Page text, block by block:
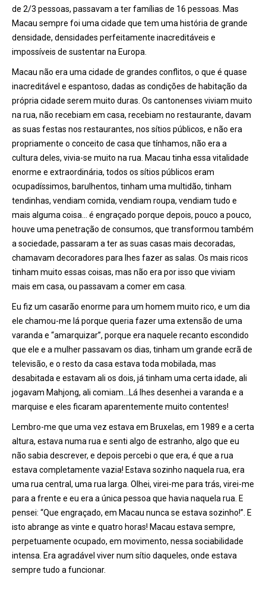
de 2/3 pessoas, passavam a ter famílias de 16 pessoas. Mas
Macau sempre foi uma cidade que tem uma história de grande
densidade, densidades perfeitamente inacreditáveis e
impossíveis de sustentar na Europa.
Macau não era uma cidade de grandes conflitos, o que é quase
inacreditável e espantoso, dadas as condições de habitação da
própria cidade serem muito duras. Os cantonenses viviam muito
na rua, não recebiam em casa, recebiam no restaurante, davam
as suas festas nos restaurantes, nos sítios públicos, e não era
propriamente o conceito de casa que tínhamos, não era a
cultura deles, vivia-se muito na rua. Macau tinha essa vitalidade
enorme e extraordinária, todos os sítios públicos eram
ocupadíssimos, barulhentos, tinham uma multidão, tinham
tendinhas, vendiam comida, vendiam roupa, vendiam tudo e
mais alguma coisa… é engraçado porque depois, pouco a pouco,
houve uma penetração de consumos, que transformou também
a sociedade, passaram a ter as suas casas mais decoradas,
chamavam decoradores para lhes fazer as salas. Os mais ricos
tinham muito essas coisas, mas não era por isso que viviam
mais em casa, ou passavam a comer em casa.
Eu fiz um casarão enorme para um homem muito rico, e um dia
ele chamou-me lá porque queria fazer uma extensão de uma
varanda e “amarquizar”, porque era naquele recanto escondido
que ele e a mulher passavam os dias, tinham um grande ecrã de
televisão, e o resto da casa estava toda mobilada, mas
desabitada e estavam ali os dois, já tinham uma certa idade, ali
jogavam Mahjong, ali comiam…Lá lhes desenhei a varanda e a
marquise e eles ficaram aparentemente muito contentes!
Lembro-me que uma vez estava em Bruxelas, em 1989 e a certa
altura, estava numa rua e senti algo de estranho, algo que eu
não sabia descrever, e depois percebi o que era, é que a rua
estava completamente vazia! Estava sozinho naquela rua, era
uma rua central, uma rua larga. Olhei, virei-me para trás, virei-me
para a frente e eu era a única pessoa que havia naquela rua. E
pensei: “Que engraçado, em Macau nunca se estava sozinho!”. E
isto abrange as vinte e quatro horas! Macau estava sempre,
perpetuamente ocupado, em movimento, nessa sociabilidade
intensa. Era agradável viver num sítio daqueles, onde estava
sempre tudo a funcionar.